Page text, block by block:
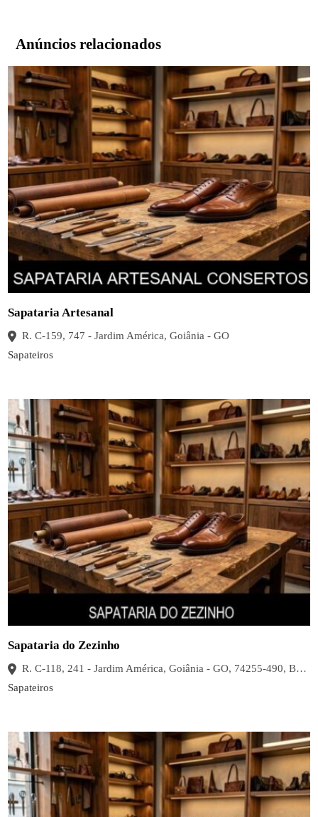
Anúncios relacionados
Sapataria Artesanal
R. C-159, 747 - Jardim América, Goiânia - GO
Sapateiros
Sapataria do Zezinho
R. C-118, 241 - Jardim América, Goiânia - GO, 74255-490, Brasil
Sapateiros